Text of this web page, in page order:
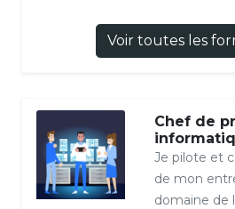
Voir toutes les
Chef de
Je pilote et
de mon
domaine de